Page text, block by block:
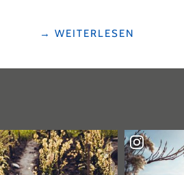
"GAMES,
PARK "
→ WEITERLESEN